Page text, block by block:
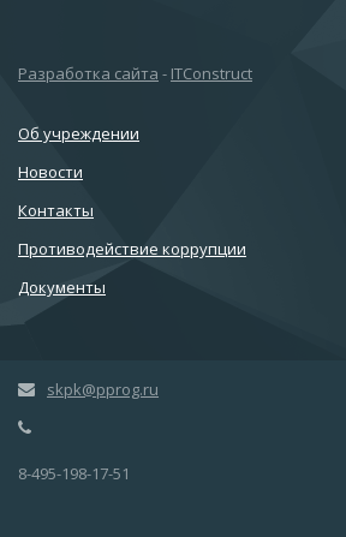
Разработка сайта - ITConstruct
Об учреждении
Новости
Контакты
Противодействие коррупции
Документы
skpk@pprog.ru
8-495-198-17-51